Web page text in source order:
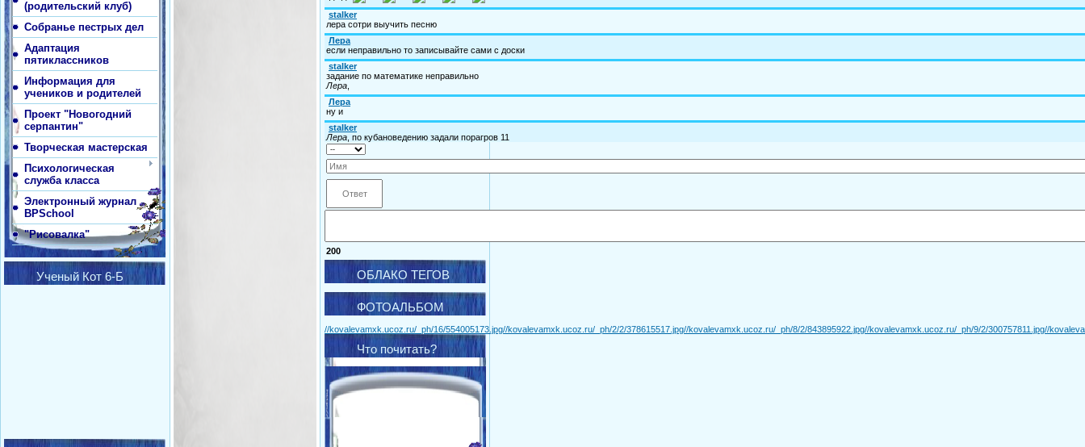
(родительский клуб)
Собранье пестрых дел
Адаптация
пятиклассников
Информация для
учеников и родителей
Проект "Новогодний
серпантин"
Творческая мастерская
Психологическая
служба класса
Электронный журнал
BPSchool
"Рисовалка"
Ученый Кот 6-Б
200
ОБЛАКО ТЕГОВ
ФОТОАЛЬБОМ
//kovalevamxk.ucoz.ru/_ph/16/554005173.jpg//kovalevamxk.ucoz.ru/_ph/2/2/378615517.jpg//kovalevamxk.ucoz.ru/_ph/8/2/843895922.jpg//kovalevamxk.ucoz.ru/_ph/9/2/300757811.jpg//
Что почитать?